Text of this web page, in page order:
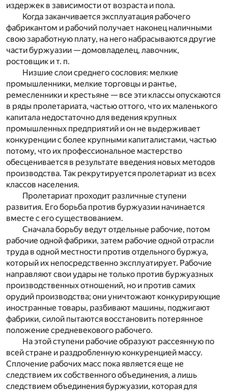
издержек в зависимости от возраста и пола.
Когда заканчивается эксплуатация рабочего
фабрикантом и рабочий получает наконец наличными
свою заработную плату, на него набрасываются другие
части буржуазии — домовладелец, лавочник,
ростовщик и т. п.
Низшие слои среднего сословия: мелкие
промышленники, мелкие торговцы и рантье,
ремесленники и крестьяне — все эти классы опускаются
в ряды пролетариата, частью оттого, что их маленького
капитала недостаточно для ведения крупных
промышленных предприятий и он не выдерживает
конкуренции с более крупными капиталистами, частью
потому, что их профессиональное мастерство
обесценивается в результате введения новых методов
производства. Так рекрутируется пролетариат из всех
классов населения.
Пролетариат проходит различные ступени
развития. Его борьба против буржуазии начинается
вместе с его существованием.
Сначала борьбу ведут отдельные рабочие, потом
рабочие одной фабрики, затем рабочие одной отрасли
труда в одной местности против отдельного буржуа,
который их непосредственно эксплуатирует. Рабочие
направляют свои удары не только против буржуазных
производственных отношений, но и против самих
орудий производства; они уничтожают конкурирующие
иностранные товары, разбивают машины, поджигают
фабрики, силой пытаются восстановить потерянное
положение средневекового рабочего.
На этой ступени рабочие образуют рассеянную по
всей стране и раздробленную конкуренцией массу.
Сплочение рабочих масс пока является еще не
следствием их собственного объединения, а лишь
следствием объединения буржуазии, которая для